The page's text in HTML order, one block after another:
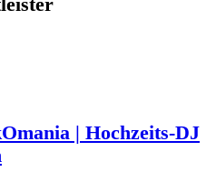
| Hochzeits-DJ